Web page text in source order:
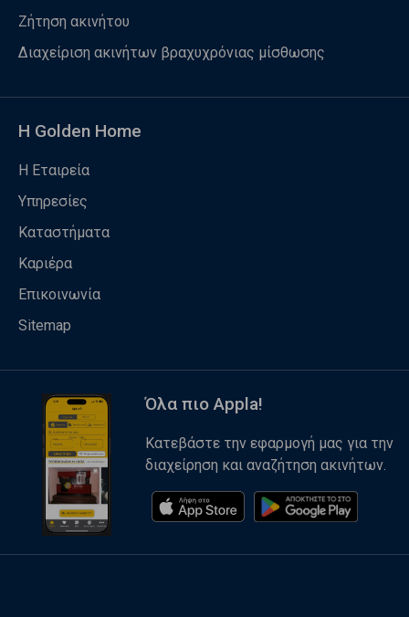
Ζήτηση ακινήτου
Διαχείριση ακινήτων βραχυχρόνιας μίσθωσης
Η Golden Home
Η Εταιρεία
Υπηρεσίες
Καταστήματα
Καριέρα
Επικοινωνία
Sitemap
Όλα πιο Appla!
Κατεβάστε την εφαρμογή μας για την
διαχείρηση και αναζήτηση ακινήτων.